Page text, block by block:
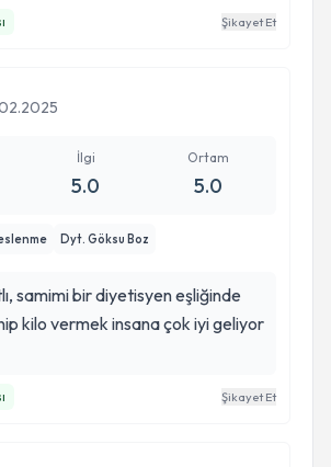
Şikayet Et
İlgi
5.0
Ortam
5.0
Dyt. Göksu Boz
samimi bir diyetisyen eşliğinde
kilo vermek insana çok iyi geliyor
Şikayet Et